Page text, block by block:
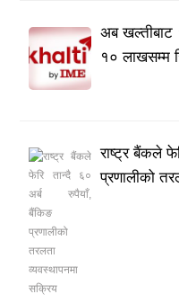
अब खल्तीबाट
१० लाखसम्म
राष्ट्र बैंकले
प्रणालीको